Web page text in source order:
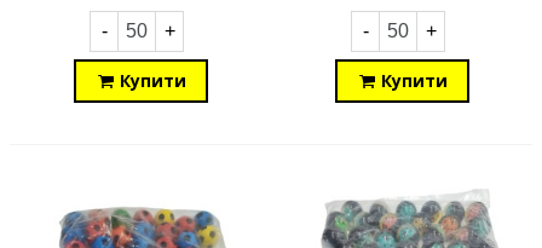
- +
Купити
- +
Купити